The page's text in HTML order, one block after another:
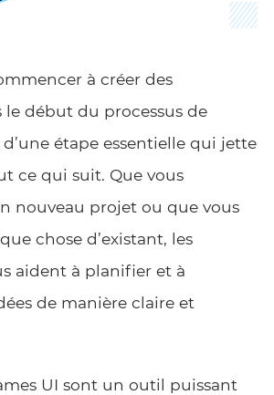
à créer des
le début du processus de
d’une étape essentielle qui jette
ce qui suit. Que vous
nouveau projet ou que vous
chose d’existant, les
aident à planifier et à
de manière claire et
UI sont un outil puissant